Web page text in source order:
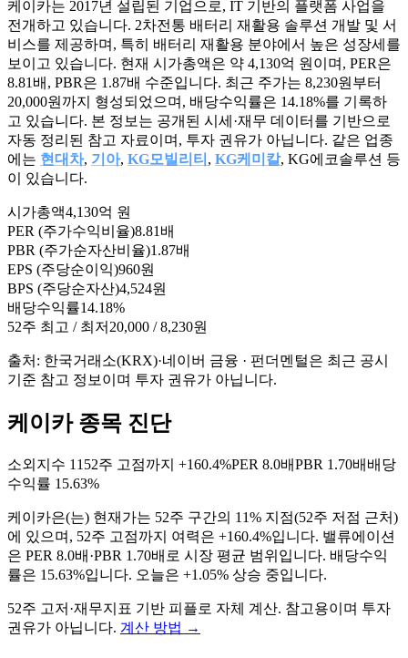
케이카는 2017년 설립된 기업으로, IT 기반의 플랫폼 사업을
전개하고 있습니다. 2차전통 배터리 재활용 솔루션 개발 및 서
비스를 제공하며, 특히 배터리 재활용 분야에서 높은 성장세를
보이고 있습니다. 현재 시가총액은 약 4,130억 원이며, PER은
8.81배, PBR은 1.87배 수준입니다. 최근 주가는 8,230원부터
20,000원까지 형성되었으며, 배당수익률은 14.18%를 기록하
고 있습니다. 본 정보는 공개된 시세·재무 데이터를 기반으로
자동 정리된 참고 자료이며, 투자 권유가 아닙니다. 같은 업종
에는 현대차, 기아, KG모빌리티 , KG케미칼, KG에코솔루션 등
이 있습니다.
시가총액4,130억 원
PER (주가수익비율)8.81배
PBR (주가순자산비율)1.87배
EPS (주당순이익)960원
BPS (주당순자산)4,524원
배당수익률14.18%
52주 최고 / 최저 20,000 / 8,230원
출처: 한국거래소(KRX)·네이버 금융 · 펀더멘털은 최근 공시
기준 참고 정보이며 투자 권유가 아닙니다.
케이카 종목 진단
소외지수 11 52주 고점까지 +160.4%PER 8.0배PBR 1.70배 배당
수익률 15.63%
케이카은(는) 현재가는 52주 구간의 11% 지점(52주 저점 근처)
에 있으며, 52주 고점까지 여력은 +160.4%입니다. 밸류에이션
은 PER 8.0배·PBR 1.70배로 시장 평균 범위입니다. 배당수익
률은 15.63%입니다. 오늘은 +1.05% 상승 중입니다.
52주 고저·재무지표 기반 피플로 자체 계산. 참고용이며 투자
권유가 아닙니다. 계산 방법 →